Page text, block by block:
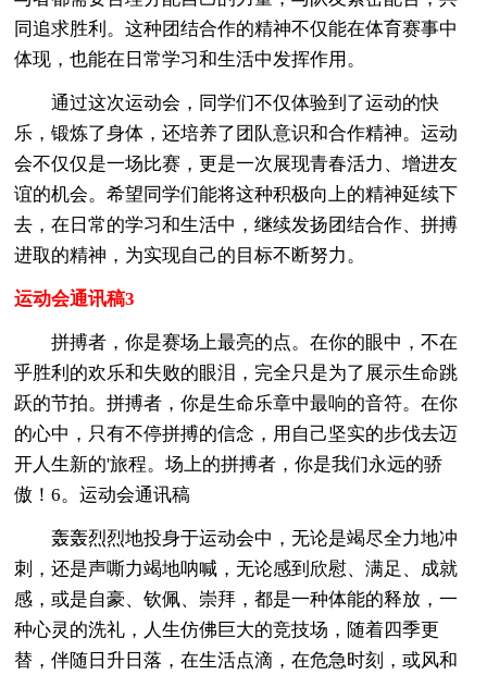
同追求胜利。这种团结合作的精神不仅能在体育赛事中
体现，也能在日常学习和生活中发挥作用。
通过这次运动会，同学们不仅体验到了运动的快
乐，锻炼了身体，还培养了团队意识和合作精神。运动
会不仅仅是一场比赛，更是一次展现青春活力、增进友
谊的机会。希望同学们能将这种积极向上的精神延续下
去，在日常的学习和生活中，继续发扬团结合作、拼搏
进取的精神，为实现自己的目标不断努力。
运动会通讯稿3
拼搏者，你是赛场上最亮的点。在你的眼中，不在
乎胜利的欢乐和失败的眼泪，完全只是为了展示生命跳
跃的节拍。拼搏者，你是生命乐章中最响的音符。在你
的心中，只有不停拼搏的信念，用自己坚实的步伐去迈
开人生新的'旅程。场上的拼搏者，你是我们永远的骄
傲！6。运动会通讯稿
轰轰烈烈地投身于运动会中，无论是竭尽全力地冲
刺，还是声嘶力竭地呐喊，无论感到欣慰、满足、成就
感，或是自豪、钦佩、崇拜，都是一种体能的释放，一
种心灵的洗礼，人生仿佛巨大的竞技场，随着四季更
替，伴随日升日落，在生活点滴，在危急时刻，或风和